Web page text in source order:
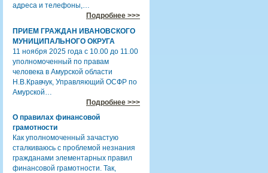
адреса и телефоны,…
Подробнее >>>
ПРИЕМ ГРАЖДАН ИВАНОВСКОГО
МУНИЦИПАЛЬНОГО ОКРУГА
11 ноября 2025 года с 10.00 до 11.00
уполномоченный по правам
человека в Амурской области
Н.В.Кравчук, Управляющий ОСФР по
Амурской…
Подробнее >>>
О правилах финансовой
грамотности
Как уполномоченный зачастую
сталкиваюсь с проблемой незнания
гражданами элементарных правил
финансовой грамотности. Так,